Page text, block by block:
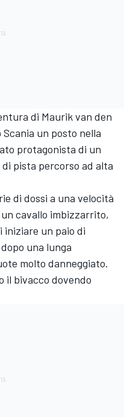
di Maurik van den
un posto nella
protagonista di un
pista percorso ad alta
di dossi a una velocità
cavallo imbizzarrito,
iniziare un paio di
una lunga
molto danneggiato.
il bivacco dovendo